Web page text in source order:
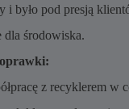
i było pod presją
środowiska.
z recyklerem w